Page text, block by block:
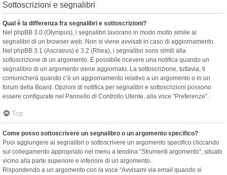
Sottoscrizioni e segnalibri
Qual è la differenza fra segnalibri e sottoscrizioni?
Nel phpBB 3.0 (Olympus), i segnalibri lavorano in modo molto simile ai
segnalibri di un browser web. Non si viene avvisati in caso di aggiornamento.
Nel phpBB 3.1 (Ascraeus) e 3.2 (Rhea), i segnalibri sono simili alla
sottoscrizione di un argomento. È possibile ricevere una notifica quando un
segnalibro di un argomento viene aggiornato. La sottoscrizione, tuttavia, ti
comunicherà quando c’è un aggiornamento relativo a un argomento o in un
forum della Board. Opzioni di notifica per segnalibri e sottoscrizioni possono
essere configurate nel Pannello di Controllo Utente, alla voce “Preferenze”.
Top
Come posso sottoscrivere un segnalibro o un argomento specifico?
Puoi aggiungere ai segnalibri o sottoscrivere un argomento specifico cliccando
sul collegamento appropriato nel menu a tendina “Strumenti argomento”, situato
vicino alla parte superiore e inferiore di un argomento.
Rispondendo a un argomento con la voce “Avvisami via email quando si